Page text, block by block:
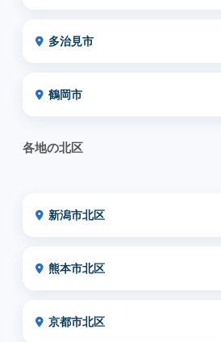
多治見市
鶴岡市
各地の北区
新潟市北区
熊本市北区
京都市北区